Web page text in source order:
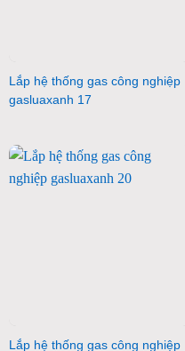
Lắp hệ thống gas công nghiệp
gasluaxanh 17
Lắp hệ thống gas công nghiệp